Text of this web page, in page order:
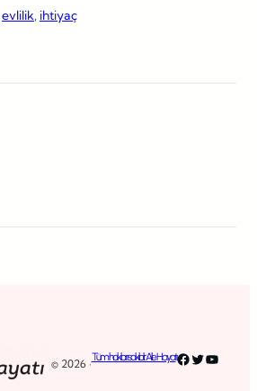
evlilik, ihtiyaç
© 2026 ·
Tüm hakları saklıdır. Aile HayatıFacebook
Twitter